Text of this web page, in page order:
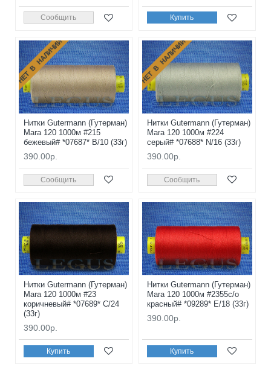
Сообщить Купить
НЕТ В НАЛИЧИИ
Нитки Gutermann (Гутерман)
Mara 120 1000м #215
бежевый# *07687* B/10 (33г)
390.00р.
Сообщить
НЕТ В НАЛИЧИИ
Нитки Gutermann (Гутерман)
Mara 120 1000м #224
серый# *07688* N/16 (33г)
390.00р.
Сообщить
Нитки Gutermann (Гутерман)
Mara 120 1000м #23
коричневый# *07689* C/24
(33г)
390.00р.
Купить
Нитки Gutermann (Гутерман)
Mara 120 1000м #2355с/о
красный# *09289* E/18 (33г)
390.00р.
Купить